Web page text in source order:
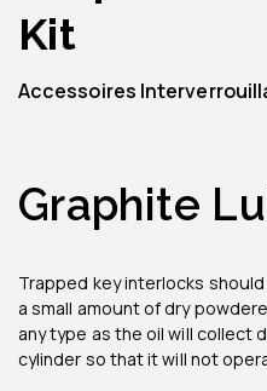
Kit
Accessoires
Graphite
Trapped key interlocks
a small amount of dry
any type as the oil will collect
cylinder so that it will not